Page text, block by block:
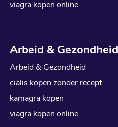
viagra kopen online
Arbeid & Gezondheid
Arbeid & Gezondheid
cialis kopen zonder recept
kamagra kopen
viagra kopen online